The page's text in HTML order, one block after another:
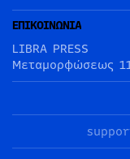
ΕΠΙΚΟΙΝΩΝΙΑ
LIBRA PRESS
Μεταμορφώσεως